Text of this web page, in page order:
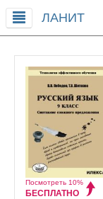
ЛАНИТ
Посмотреть 10%
БЕСПЛАТНО